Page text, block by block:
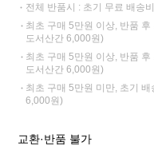
전체 반품시 : 초기 무료 배송
최초 구매 5만원 이상, 반품
도서산간 6,000원)
최초 구매 5만원 이상, 반품
도서산간 6,000원)
최초 구매 5만원 미만, 초기
6,000원)
교환·반품 불가